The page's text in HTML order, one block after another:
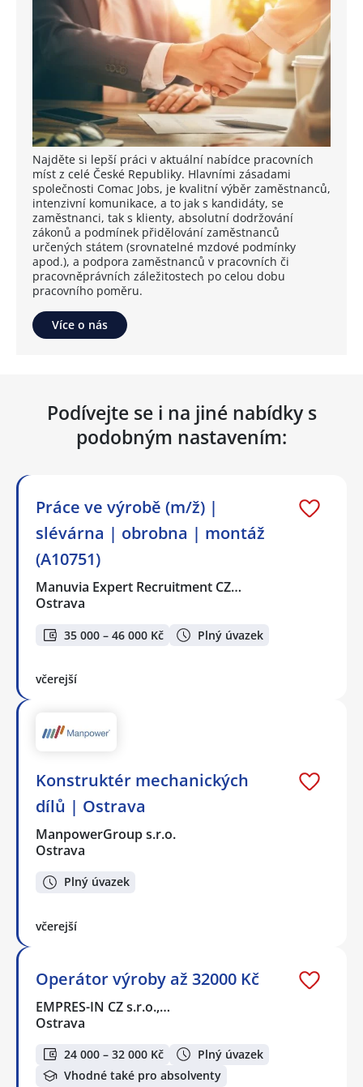
Najděte si lepší práci v aktuální nabídce pracovních
míst z celé České Republiky. Hlavními zásadami
společnosti Comac Jobs, je kvalitní výběr zaměstnanců,
intenzivní komunikace, a to jak s kandidáty, se
zaměstnanci, tak s klienty, absolutní dodržování
zákonů a podmínek přidělování zaměstnanců
určených státem (srovnatelné mzdové podmínky
apod.), a podpora zaměstnanců v pracovních či
pracovněprávních záležitostech po celou dobu
pracovního poměru.
Více o nás
Podívejte se i na jiné nabídky s
podobným nastavením:
Práce ve výrobě (m/ž) |
slévárna | obrobna | montáž
(A10751)
Manuvia Expert Recruitment CZ…
Ostrava
35 000 – 46 000 Kč Plný úvazek
včerejší
Konstruktér mechanických
dílů | Ostrava
ManpowerGroup s.r.o.
Ostrava
Plný úvazek
včerejší
Operátor výroby až 32000 Kč
EMPRES-IN CZ s.r.o.,…
Ostrava
24 000 – 32 000 Kč
Plný úvazek
Vhodné také pro absolventy